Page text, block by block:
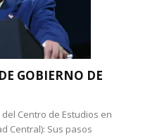
GOBIERNO DE
Centro de Estudios en
Central): Sus pasos